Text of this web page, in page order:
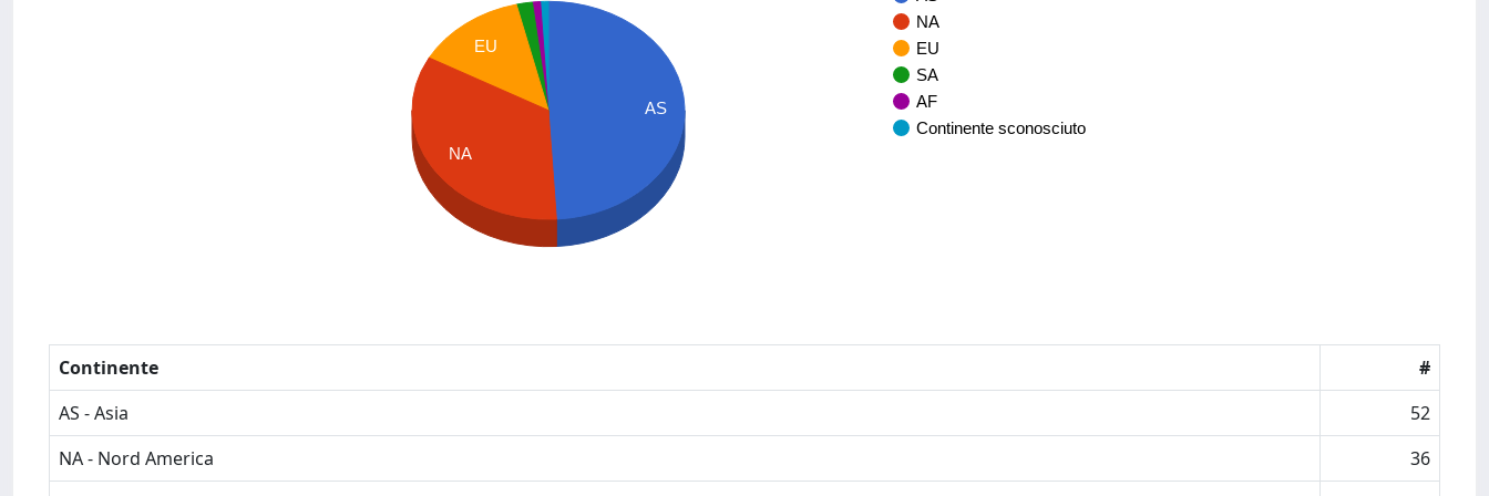
NA
EU
SA
AF
Continente sconosciuto
AS
EU
NA
Continente
#
AS - Asia
52
NA - Nord America
36